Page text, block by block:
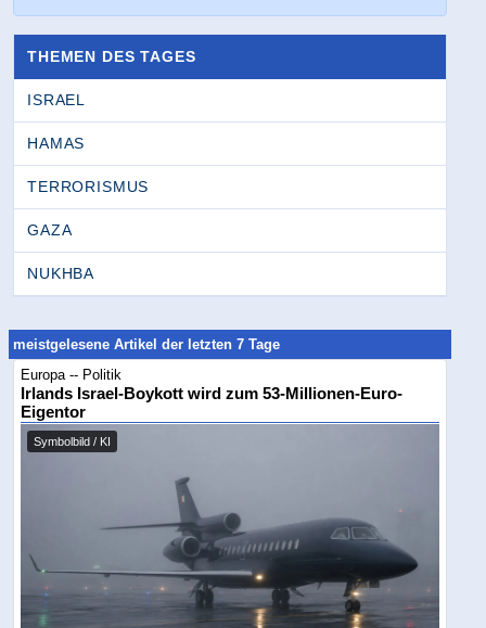
THEMEN DES TAGES
ISRAEL
HAMAS
TERRORISMUS
GAZA
NUKHBA
meistgelesene Artikel der letzten 7 Tage
Europa -- Politik
Irlands Israel-Boykott wird zum 53-Millionen-Euro-
Eigentor
Symbolbild / KI